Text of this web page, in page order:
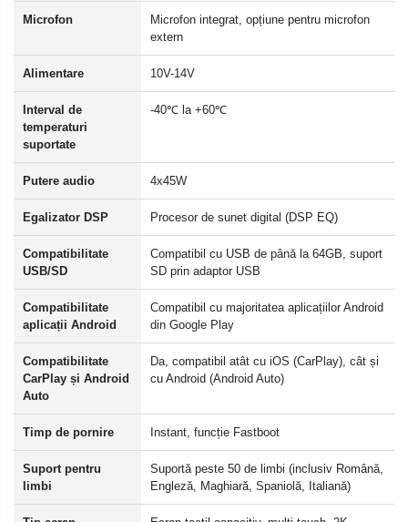
Microfon
Microfon integrat, opțiune pentru microfon
extern
Alimentare 10V-14V
Interval de
temperaturi
suportate
-40℃ la +60℃
Putere audio 4x45W
Egalizator DSP Procesor de sunet digital (DSP EQ)
Compatibilitate
USB/SD
Compatibil cu USB de până la 64GB, suport
SD prin adaptor USB
Compatibilitate
aplicații Android
Compatibil cu majoritatea aplicațiilor Android
din Google Play
Compatibilitate
CarPlay și Android
Auto
Da, compatibil atât cu iOS (CarPlay), cât și
cu Android (Android Auto)
Timp de pornire Instant, funcție Fastboot
Suport pentru
limbi
Suportă peste 50 de limbi (inclusiv Română,
Engleză, Maghiară, Spaniolă, Italiană)